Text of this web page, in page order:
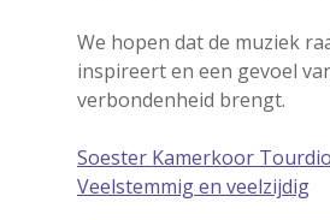
We hopen dat de muziek
inspireert en een gevoel
verbondenheid brengt.
Soester Kamerkoor
Veelstemmig en veelzijdig